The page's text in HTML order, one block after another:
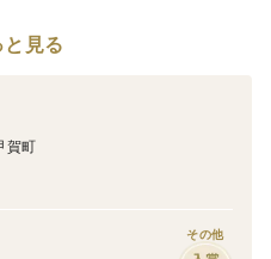
学肥料不使用です。
ます。
と見る
賀町
その他